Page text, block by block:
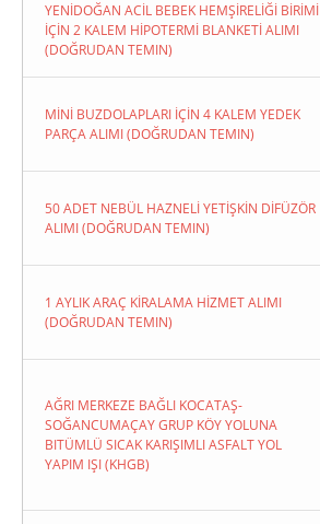
YENİDOĞAN ACİL BEBEK HEMŞİRELİĞİ BİRİMİ
İÇİN 2 KALEM HİPOTERMİ BLANKETİ ALIMI
(DOĞRUDAN TEMIN)
MİNİ BUZDOLAPLARI İÇİN 4 KALEM YEDEK
PARÇA ALIMI (DOĞRUDAN TEMIN)
50 ADET NEBÜL HAZNELİ YETİŞKİN DİFÜZÖR
ALIMI (DOĞRUDAN TEMIN)
1 AYLIK ARAÇ KİRALAMA HİZMET ALIMI
(DOĞRUDAN TEMIN)
AĞRI MERKEZE BAĞLI KOCATAŞ-
SOĞANCUMAÇAY GRUP KÖY YOLUNA
BITÜMLÜ SICAK KARIŞIMLI ASFALT YOL
YAPIM IŞI (KHGB)